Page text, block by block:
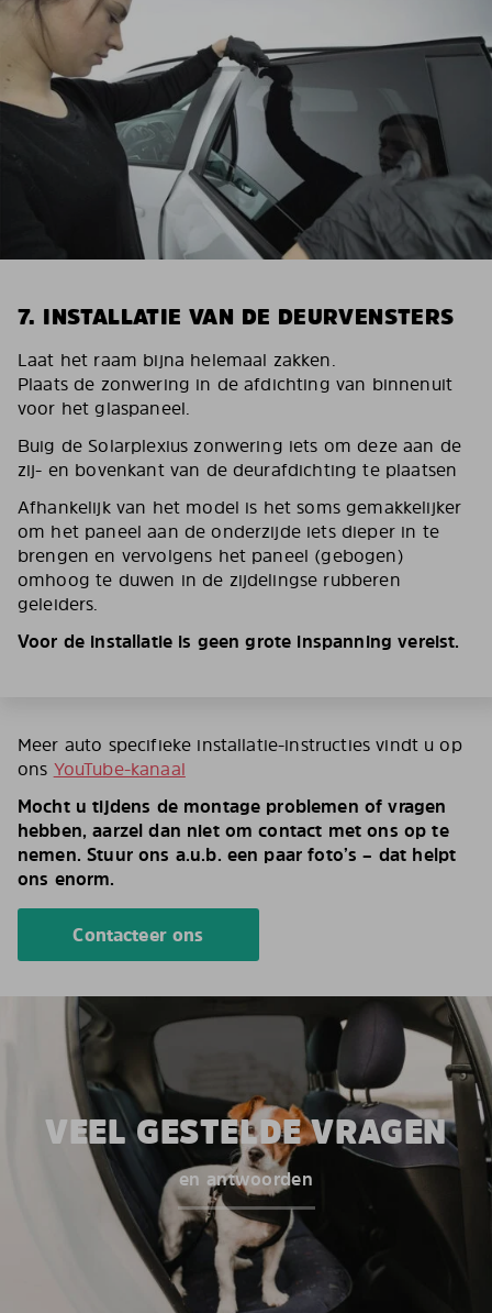
7. INSTALLATIE VAN DE DEURVENSTERS
Laat het raam bijna helemaal zakken.
Plaats de zonwering in de afdichting van binnenuit
voor het glaspaneel.
Buig de Solarplexius zonwering iets om deze aan de
zij- en bovenkant van de deurafdichting te plaatsen
Afhankelijk van het model is het soms gemakkelijker
om het paneel aan de onderzijde iets dieper in te
brengen en vervolgens het paneel (gebogen)
omhoog te duwen in de zijdelingse rubberen
geleiders.
Voor de installatie is geen grote inspanning vereist.
Meer auto specifieke installatie-instructies vindt u op
ons YouTube-kanaal
Mocht u tijdens de montage problemen of vragen
hebben, aarzel dan niet om contact met ons op te
nemen. Stuur ons a.u.b. een paar foto’s – dat helpt
ons enorm.
Contacteer ons
VEEL GESTELDE VRAGEN
en antwoorden